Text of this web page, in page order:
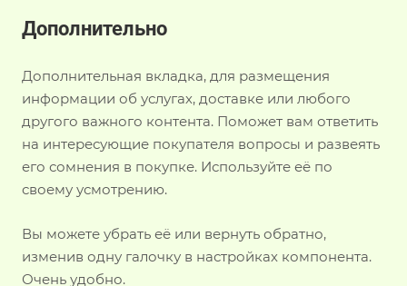
Дополнительно
Дополнительная вкладка, для размещения
информации об услугах, доставке или любого
другого важного контента. Поможет вам ответить
на интересующие покупателя вопросы и развеять
его сомнения в покупке. Используйте её по
своему усмотрению.
Вы можете убрать её или вернуть обратно,
изменив одну галочку в настройках компонента.
Очень удобно.